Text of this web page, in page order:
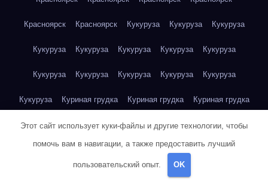
Красноярск Красноярск Кукуруза Кукуруза Кукуруза
Кукуруза Кукуруза Кукуруза Кукуруза Кукуруза
Кукуруза Кукуруза Кукуруза Кукуруза Кукуруза
Кукуруза Куриная грудка Куриная грудка Куриная грудка
Куриная грудка Куриная грудка Куриная грудка
Куриная грудка Куриная грудка
Куриная грудка
Этот сайт использует куки-файлы и другие технологии, чтобы
помочь вам в навигации, а также предоставить лучший
пользовательский опыт. OK